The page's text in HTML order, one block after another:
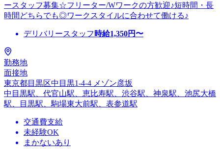
ースタッフ募集☆フリーター/Wワークの方歓迎♪短時間・長
時間どちらでも◎ワークスタイルに合わせて働ける♪
デリバリースタッフ 時給1,350円〜
勤務地
面接地
東京都目黒区中目黒1-4-4 メゾン彦坂
中目黒駅、代官山駅、恵比寿駅、渋谷駅、神泉駅、池尻大橋
駅、目黒駅、駒場東大前駅、表参道駅
交通費支給
未経験OK
まかないあり